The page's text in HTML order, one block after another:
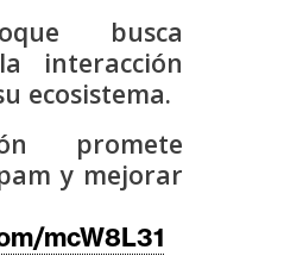
busca
interacción
ecosistema.
promete
y mejorar
mcW8L31